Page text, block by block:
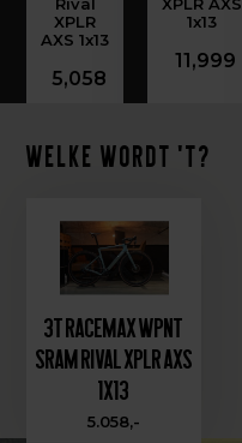
XPLR
AXS 1x13
5,058
1x13
11,999
Welke wordt 't?
3T RaceMax WPNT
Sram Rival XPLR AXS
1x13
5.058,-